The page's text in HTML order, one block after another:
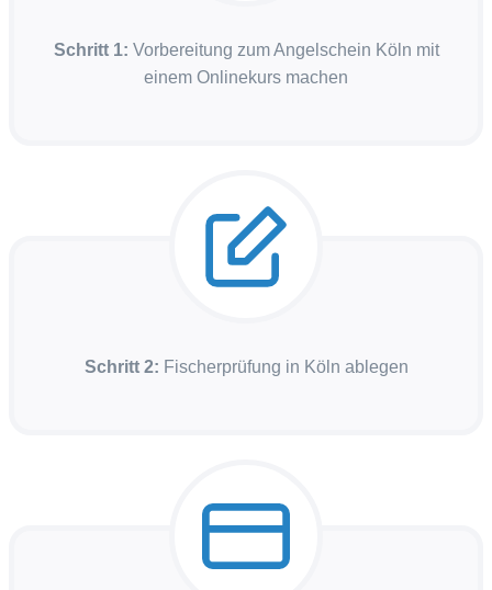
Schritt 1: Vorbereitung zum Angelschein Köln mit
einem Onlinekurs machen
Schritt 2: Fischerprüfung in Köln ablegen